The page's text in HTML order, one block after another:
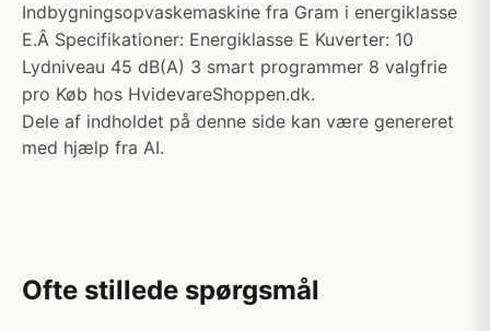
Indbygningsopvaskemaskine fra Gram i energiklasse
E.Â Specifikationer: Energiklasse E Kuverter: 10
Lydniveau 45 dB(A) 3 smart programmer 8 valgfrie
pro Køb hos HvidevareShoppen.dk.
Dele af indholdet på denne side kan være genereret
med hjælp fra AI.
Ofte stillede spørgsmål